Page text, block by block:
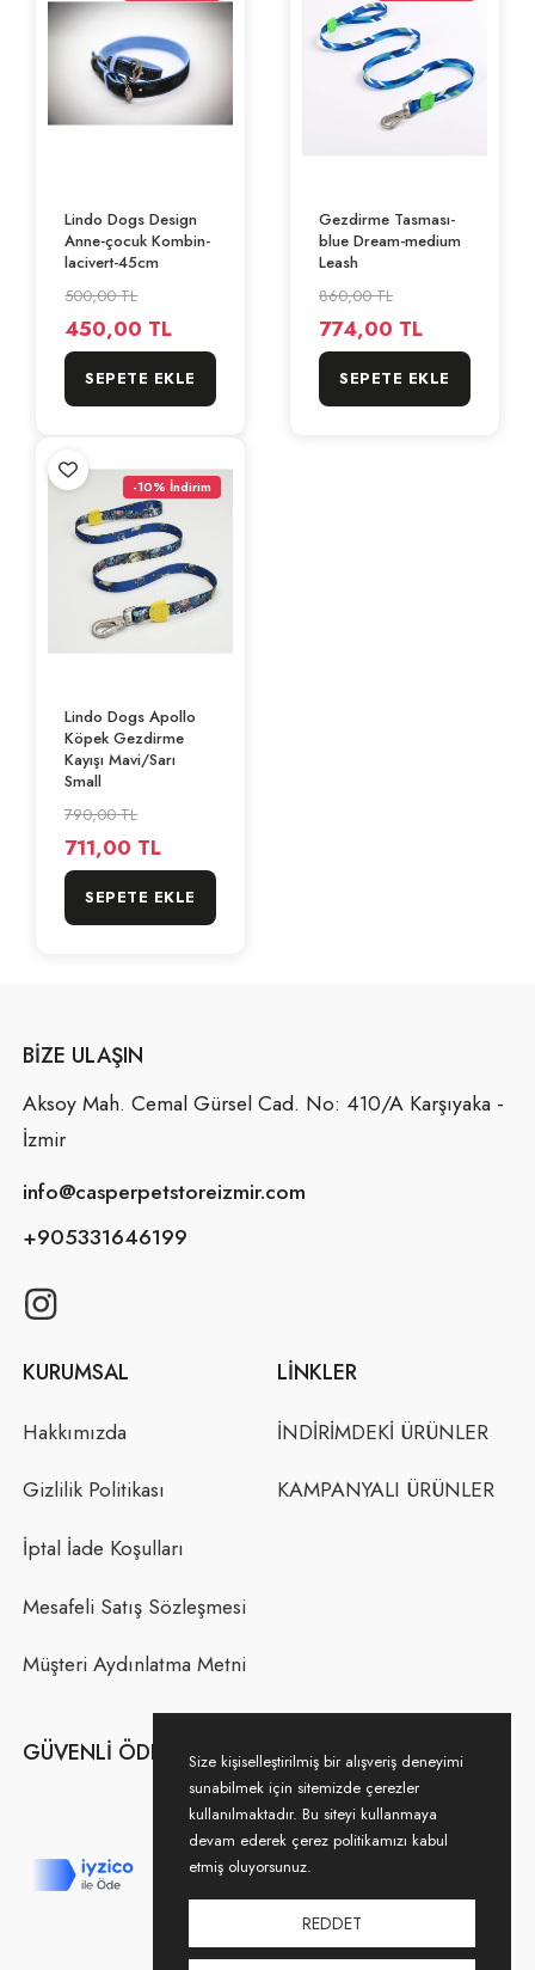
Lindo Dogs Design
Anne-çocuk Kombin-
lacivert-45cm
500,00 TL
450,00 TL
SEPETE EKLE
Gezdirme Tasması-
blue Dream-medium
Leash
860,00 TL
774,00 TL
SEPETE EKLE
-10% İndirim
Lindo Dogs Apollo
Köpek Gezdirme
Kayışı Mavi/Sarı
Small
790,00 TL
711,00 TL
SEPETE EKLE
BIZE ULAŞIN
Aksoy Mah. Cemal Gürsel Cad. No: 410/A Karşıyaka -
İzmir
info@casperpetstoreizmir.com
+905331646199
KURUMSAL
Hakkımızda
Gizlilik Politikası
İptal İade Koşulları
Mesafeli Satış Sözleşmesi
Müşteri Aydınlatma Metni
LINKLER
İNDİRİMDEKİ ÜRÜNLER
KAMPANYALI ÜRÜNLER
GÜVENLI ÖDEMESize kişiselleştirilmiş bir alışveriş deneyimi
sunabilmek için sitemizde çerezler
kullanılmaktadır. Bu siteyi kullanmaya
devam ederek çerez politikamızı kabul
etmiş oluyorsunuz.
REDDET